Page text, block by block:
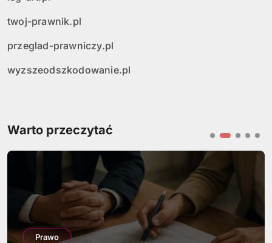
twoj-prawnik.pl
przeglad-prawniczy.pl
wyzszeodszkodowanie.pl
Warto przeczytać
Prawo